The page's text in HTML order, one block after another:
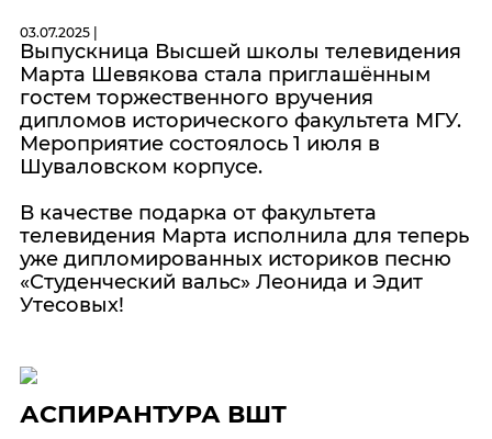
03.07.2025 |
Выпускница Высшей школы телевидения
Марта Шевякова стала приглашённым
гостем торжественного вручения
дипломов исторического факультета МГУ.
Мероприятие состоялось 1 июля в
Шуваловском корпусе.
В качестве подарка от факультета
телевидения Марта исполнила для теперь
уже дипломированных историков песню
«Студенческий вальс» Леонида и Эдит
Утесовых!
АСПИРАНТУРА ВШТ